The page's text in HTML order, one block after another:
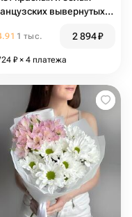
вывернутых
1 тыс. 2 894₽
₽ × 4 платежа